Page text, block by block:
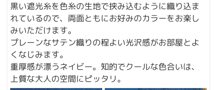
黒い遮光糸を色糸の生地で挟み込むように織り込ま
れているので、両面ともにお好みのカラーをお楽し
みいただけます。
プレーンなサテン織りの程よい光沢感がお部屋とよ
くなじみます。
重厚感が漂うネイビー。知的でクールな色合いは、
上質な大人の空間にピッタリ。